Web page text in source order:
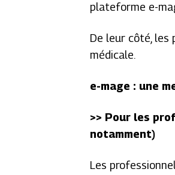
plateforme e-
De leur côté, les
médicale.
e-mage : une
>> Pour les
notamment)
Les